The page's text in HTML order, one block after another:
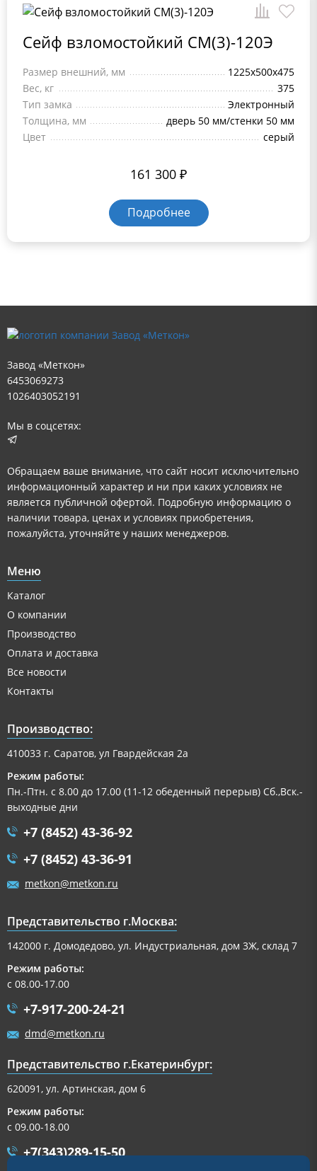
Сейф взломостойкий СМ(3)-120Э
Размер внешний, мм
1225x500x475
Вес, кг
375
Тип замка
Электронный
Толщина, мм
дверь 50 мм/стенки 50 мм
Цвет
серый
161 300 ₽
Подробнее
Завод «Меткон»
6453069273
1026403052191
Мы в соцсетях:
Обращаем ваше внимание, что сайт носит исключительно
информационный характер и ни при каких условиях не
является публичной офертой. Подробную информацию о
наличии товара, ценах и условиях приобретения,
пожалуйста, уточняйте у наших менеджеров.
Меню
Каталог
О компании
Производство
Оплата и доставка
Все новости
Контакты
Производство:
410033 г. Саратов, ул Гвардейская 2а
Режим работы:
Пн.-Птн. с 8.00 до 17.00 (11-12 обеденный перерыв) Сб.,Вск.-
выходные дни
+7 (8452) 43-36-92
+7 (8452) 43-36-91
metkon@metkon.ru
Представительство г.Москва:
142000 г. Домодедово, ул. Индустриальная, дом 3Ж, склад 7
Режим работы:
с 08.00-17.00
+7-917-200-24-21
dmd@metkon.ru
Представительство г.Екатеринбург:
620091, ул. Артинская, дом 6
Режим работы:
с 09.00-18.00
+7(343)289-15-50